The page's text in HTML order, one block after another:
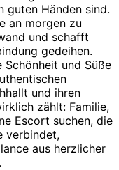
guten Händen sind.
an morgen zu
und schafft
gedeihen.
und Süße
und ihren
zählt: Familie,
Escort suchen, die
verbindet,
aus herzlicher